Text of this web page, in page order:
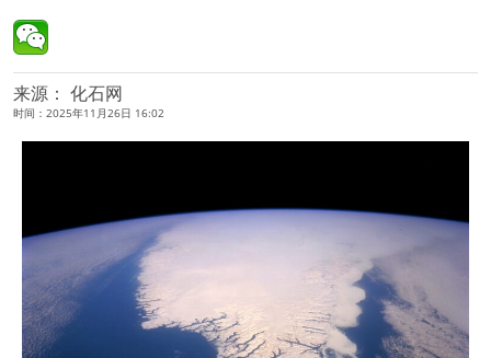
来源： 化石网
时间：2025年11月26日 16:02